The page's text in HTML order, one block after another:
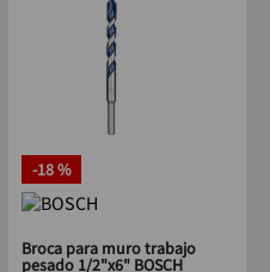
-18 %
Broca para muro trabajo
pesado 1/2"x6" BOSCH